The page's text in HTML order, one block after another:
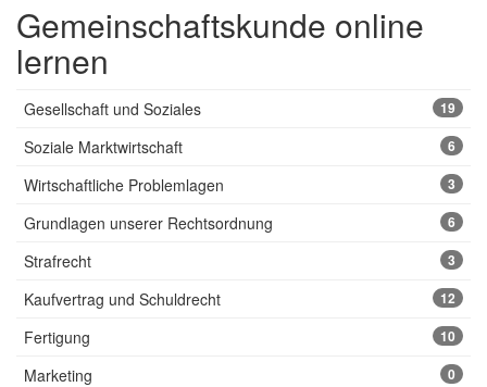
Gemeinschaftskunde online
lernen
Gesellschaft und Soziales 19
Soziale Marktwirtschaft 6
Wirtschaftliche Problemlagen 3
Grundlagen unserer Rechtsordnung 6
Strafrecht 3
Kaufvertrag und Schuldrecht 12
Fertigung 10
Marketing 0